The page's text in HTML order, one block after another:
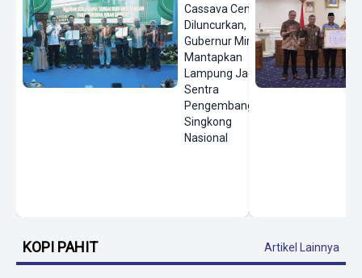
Cassava Center
Diluncurkan,
Gubernur Mirza
Mantapkan
Lampung Jadi
Sentra
Pengembangan
Singkong
Nasional
KOPI PAHIT Artikel Lainnya